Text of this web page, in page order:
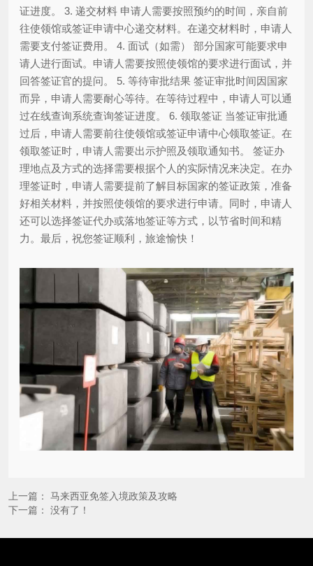
证进度。 3. 递交材料 申请人需要按照预约的时间，亲自前
往使领馆或签证申请中心递交材料。在递交材料时，申请人
需要支付签证费用。 4. 面试（如需） 部分国家可能要求申
请人进行面试。申请人需要按照使领馆的要求进行面试，并
回答签证官的提问。 5. 等待审批结果 签证审批时间因国家
而异，申请人需要耐心等待。在等待过程中，申请人可以通
过在线查询系统查询签证进度。 6. 领取签证 当签证审批通
过后，申请人需要前往使领馆或签证申请中心领取签证。在
领取签证时，申请人需要出示护照及领取通知书。 签证办
理地点及方式的选择需要根据个人的实际情况来决定。在办
理签证时，申请人需要提前了解目标国家的签证政策，准备
好相关材料，并按照使领馆的要求进行申请。同时，申请人
还可以选择签证代办或落地签证等方式，以节省时间和精
力。最后，祝您签证顺利，旅途愉快！
上一篇： 马来西亚免签入境政策及攻略
下一篇： 没有了！